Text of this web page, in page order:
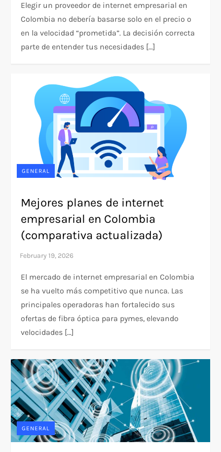
Elegir un proveedor de internet empresarial en
Colombia no debería basarse solo en el precio o
en la velocidad “prometida”. La decisión correcta
parte de entender tus necesidades […]
GENERAL
Mejores planes de internet
empresarial en Colombia
(comparativa actualizada)
El mercado de internet empresarial en Colombia
se ha vuelto más competitivo que nunca. Las
principales operadoras han fortalecido sus
ofertas de fibra óptica para pymes, elevando
velocidades […]
GENERAL